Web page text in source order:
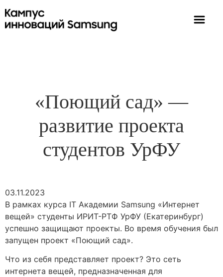
«Поющий сад» —
развитие проекта
студентов УрФУ
03.11.2023
В рамках курса IT Академии Samsung «Интернет
вещей» студенты ИРИТ-РТФ УрФУ (Екатеринбург)
успешно защищают проекты. Во время обучения был
запущен проект «Поющий сад».
Что из себя представляет проект? Это сеть
интернета вещей, предназначенная для